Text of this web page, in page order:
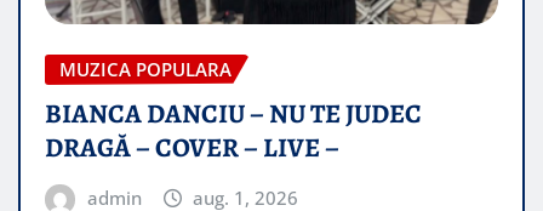
MUZICA POPULARA
BIANCA DANCIU – NU TE JUDEC
DRAGĂ – COVER – LIVE –
admin aug. 1, 2026